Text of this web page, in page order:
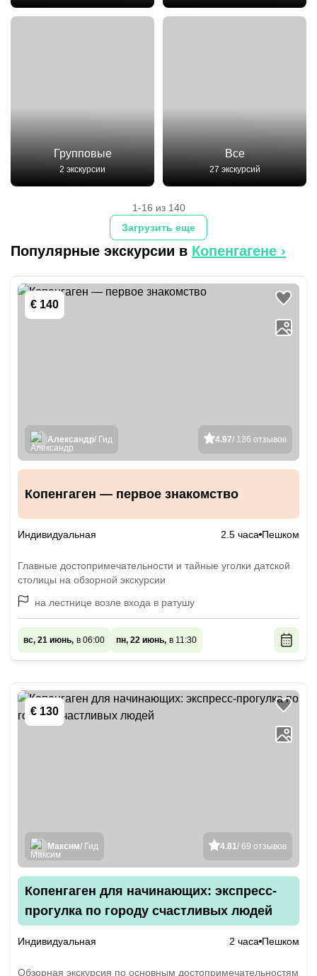
Групповые
2 экскурсии
Все
27 экскурсий
Загрузить еще
1-16 из 140
Популярные экскурсии в Копенгагене ›
€ 140
4.97/ 136 отзывов
Александр/ Гид
Копенгаген — первое знакомство
Индивидуальная 2.5 часа Пешком
Главные достопримечательности и тайные уголки датской
столицы на обзорной экскурсии
на лестнице возле входа в ратушу
вс, 21 июнь, в 06:00 пн, 22 июнь, в 11:30
€ 130
4.81/ 69 отзывов
Максим/ Гид
Копенгаген для начинающих: экспресс-
прогулка по городу счастливых людей
Индивидуальная 2 часа Пешком
Обзорная экскурсия по основным достопримечательностям